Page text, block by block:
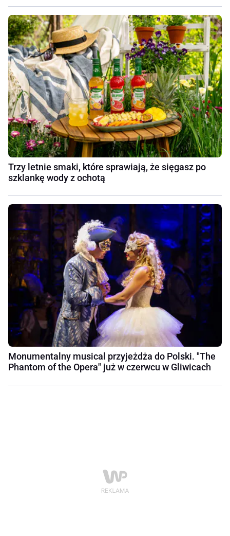
Trzy letnie smaki, które sprawiają, że sięgasz po
szklankę wody z ochotą
Monumentalny musical przyjeżdża do Polski. "The
Phantom of the Opera" już w czerwcu w Gliwicach